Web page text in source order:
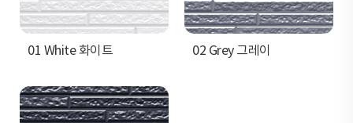
01 White 화이트 02 Grey 그레이